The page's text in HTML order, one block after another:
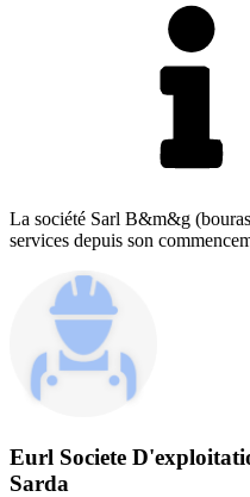
La société Sarl B&m&g
services depuis son
Eurl Societe
Sarda